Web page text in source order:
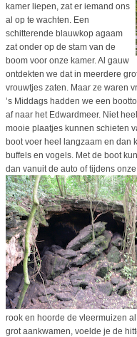
kamer liepen, zat er iemand ons
al op te wachten. Een
schitterende blauwkop agaam
zat onder op de stam van de
boom voor onze kamer. Al gauw
ontdekten we dat in meerdere
vrouwtjes zaten. Maar ze waren
’s Middags hadden we een
af naar het Edwardmeer. Niet
mooie plaatjes kunnen schieten
boot voer heel langzaam en dan
buffels en vogels. Met de boot
dan vanuit de auto of tijdens
rook en hoorde de vleermuizen
grot aankwamen, voelde je de